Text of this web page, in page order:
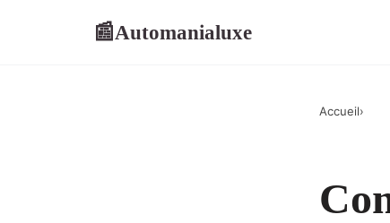
📰Automanialuxe
Accueil›